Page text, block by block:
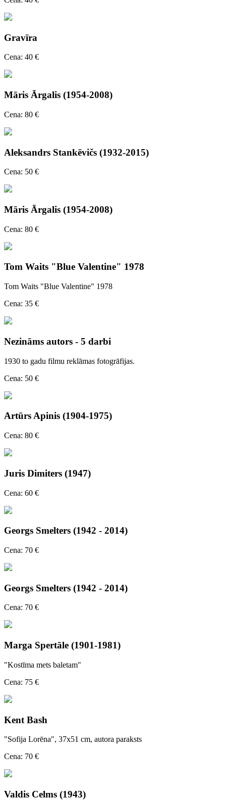
Gravīra
Cena: 40 €
Māris Ārgalis (1954-2008)
Cena: 80 €
Aleksandrs Stankēvičs (1932-2015)
Cena: 50 €
Māris Ārgalis (1954-2008)
Cena: 80 €
Tom Waits "Blue Valentine" 1978
Tom Waits "Blue Valentine" 1978
Cena: 35 €
Nezināms autors - 5 darbi
1930 to gadu filmu reklāmas fotogrāfijas.
Cena: 50 €
Artūrs Apinis (1904-1975)
Cena: 80 €
Juris Dimiters (1947)
Cena: 60 €
Georgs Smelters (1942 - 2014)
Cena: 70 €
Georgs Smelters (1942 - 2014)
Cena: 70 €
Marga Spertāle (1901-1981)
"Kostīma mets baletam"
Cena: 75 €
Kent Bash
"Sofija Lorēna", 37x51 cm, autora paraksts
Cena: 70 €
Valdis Celms (1943)